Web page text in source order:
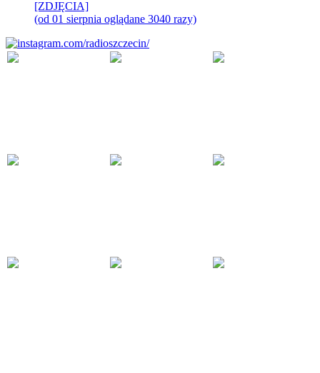
[ZDJĘCIA]
(od 01 sierpnia oglądane 3040 razy)